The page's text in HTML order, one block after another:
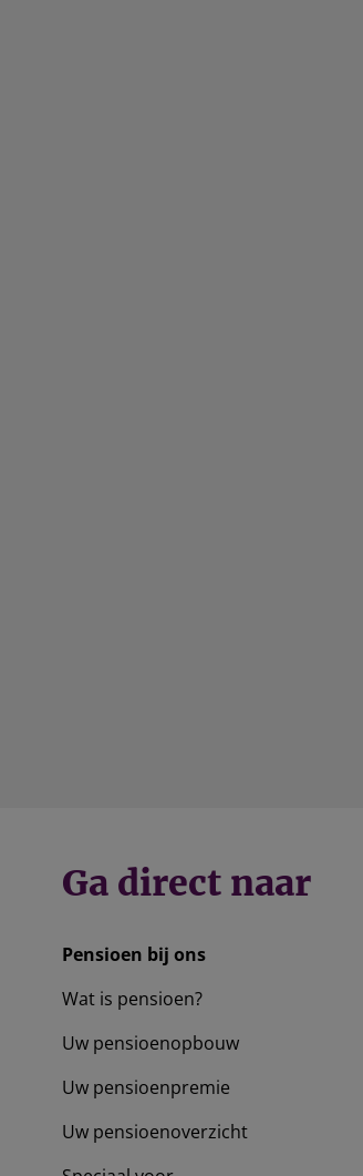
Ga direct naar
Pensioen bij ons
Wat is pensioen?
Uw pensioenopbouw
Uw pensioenpremie
Uw pensioenoverzicht